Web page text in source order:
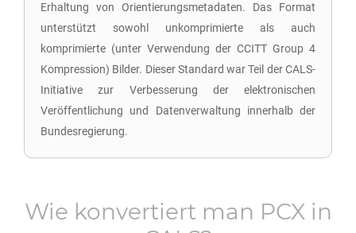
Erhaltung von Orientierungsmetadaten. Das Format
unterstützt sowohl unkomprimierte als auch
komprimierte (unter Verwendung der CCITT Group 4
Kompression) Bilder. Dieser Standard war Teil der CALS-
Initiative zur Verbesserung der elektronischen
Veröffentlichung und Datenverwaltung innerhalb der
Bundesregierung.
Wie konvertiert man PCXin